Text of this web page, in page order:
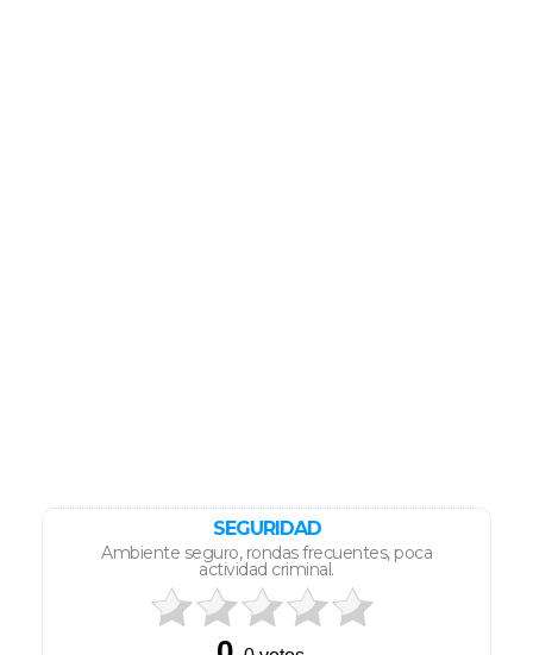
SEGURIDAD
Ambiente seguro, rondas frecuentes, poca
actividad criminal.